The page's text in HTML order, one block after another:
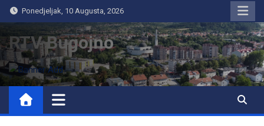
Ponedjeljak, 10 Augusta, 2026
RTV Bugojno